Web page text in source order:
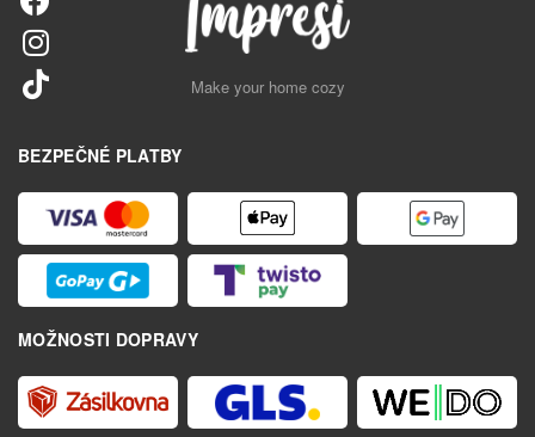
Make your home cozy
BEZPEČNÉ PLATBY
MOŽNOSTI DOPRAVY